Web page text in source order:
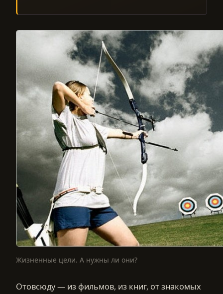
Жизненные цели. А нужны ли они?
Отовсюду — из фильмов, из книг, от знакомых